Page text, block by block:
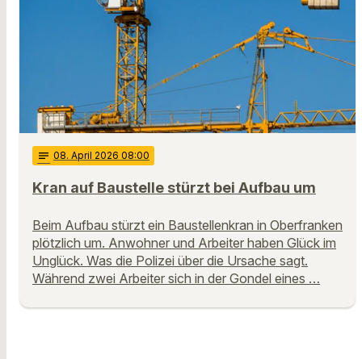
notes 08. April 2026 08:00
Kran auf Baustelle stürzt bei Aufbau um
Beim Aufbau stürzt ein Baustellenkran in Oberfranken
plötzlich um. Anwohner und Arbeiter haben Glück im
Unglück. Was die Polizei über die Ursache sagt.
Während zwei Arbeiter sich in der Gondel eines …